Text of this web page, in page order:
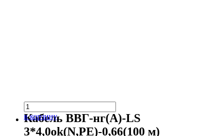
в корзину
Кабель ВВГ-нг(А)-LS
3*4,0ok(N,PE)-0,66(100 м)